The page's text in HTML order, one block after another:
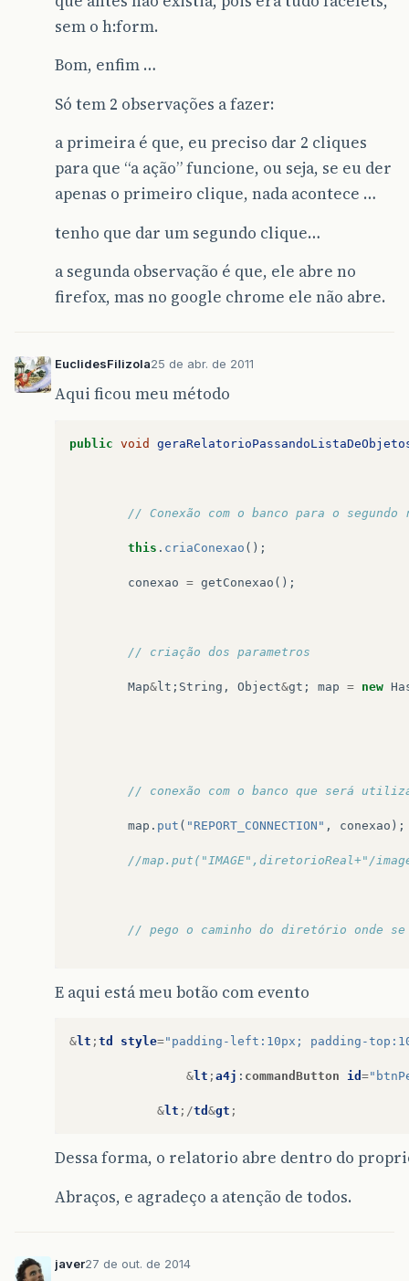
sem o h:form.
Bom, enfim …
Só tem 2 observações a fazer:
a primeira é que, eu preciso dar 2 cliques
para que “a ação” funcione, ou seja, se eu der
apenas o primeiro clique, nada acontece …
tenho que dar um segundo clique…
a segunda observação é que, ele abre no
firefox, mas no google chrome ele não abre.
EuclidesFilizola25 de abr. de 2011
Aqui ficou meu método
public void
// Conexão com o banco para o
this . criaConexao ();
conexao = getConexao ();
// criação dos parametros
Map&lt ; String , Object&gt ; map = new
// conexão com o banco que será
map . put ( "REPORT_CONNECTION" , conexao );
//map.put("IMAGE",diretorioReal+"/
// pego o caminho do diretório onde
//map.put("SUBREPORT_DIR",
& Abastecimento
//getListaAlunos(conexao);
E aqui está meu botão com evento
&lt ; td style="padding-left:10px; padding-
&lt ; a4j : commandButton id =
&lt ;/td &gt ;
Dessa forma, o relatorio abre dentro do
Abraços, e agradeço a atenção de todos.
javer27 de out. de 2014